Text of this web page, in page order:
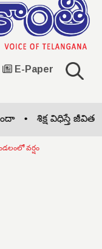
E-Paper
• శిక్ష విధిస్తే
వర్షం